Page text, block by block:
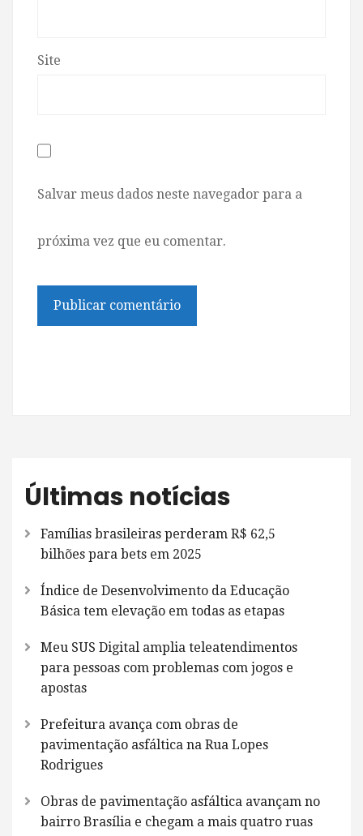
Site
Salvar meus dados neste navegador para a
próxima vez que eu comentar.
Últimas notícias
Famílias brasileiras perderam R$ 62,5
bilhões para bets em 2025
Índice de Desenvolvimento da Educação
Básica tem elevação em todas as etapas
Meu SUS Digital amplia teleatendimentos
para pessoas com problemas com jogos e
apostas
Prefeitura avança com obras de
pavimentação asfáltica na Rua Lopes
Rodrigues
Obras de pavimentação asfáltica avançam no
bairro Brasília e chegam a mais quatro ruas